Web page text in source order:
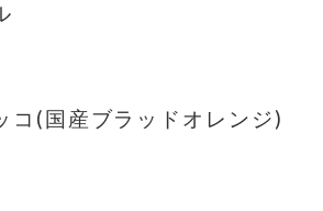
コ(国産ブラッドオレンジ)